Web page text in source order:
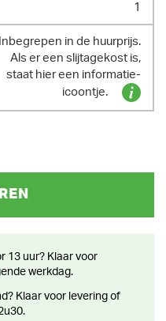
1
Inbegrepen in de huurprijs.
Als er een slijtagekost is,
staat hier een informatie-
icoontje.
werkdag.